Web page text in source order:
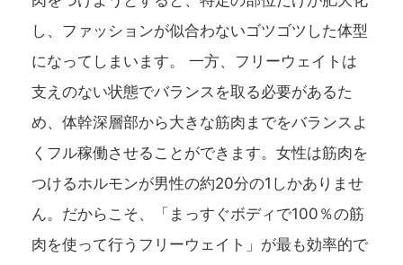
し、ファッションが似合わないゴツゴツした体型
になってしまいます。 一方、フリーウェイトは
支えのない状態でバランスを取る必要があるた
め、体幹深層部から大きな筋肉までをバランスよ
くフル稼働させることができます。女性は筋肉を
つけるホルモンが男性の約20分の1しかありませ
ん。だからこそ、「まっすぐボディで100％の筋
肉を使って行うフリーウェイト」が最も効率的で